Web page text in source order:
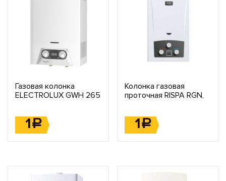
Газовая колонка
ELECTROLUX GWH 265
1Р
Колонка газовая
проточная RISPA RGN,
1Р